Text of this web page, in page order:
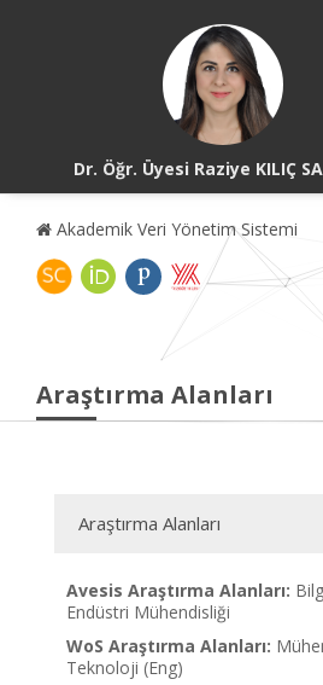
Dr. Öğr. Üyesi Raziye KILIÇ
Akademik Veri Yönetim Sistemi
Araştırma Alanları
Araştırma Alanları
Avesis Araştırma Alanları:
Endüstri Mühendisliği
WoS Araştırma Alanları:
Teknoloji (Eng)